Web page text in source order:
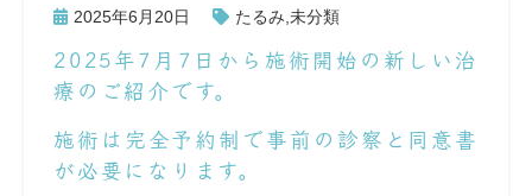
2025年6月20日 たるみ 未分類
2025年7月7日から施術開始の新しい治
療のご紹介です。
施術は完全予約制で事前の診察と同意書
が必要になります。